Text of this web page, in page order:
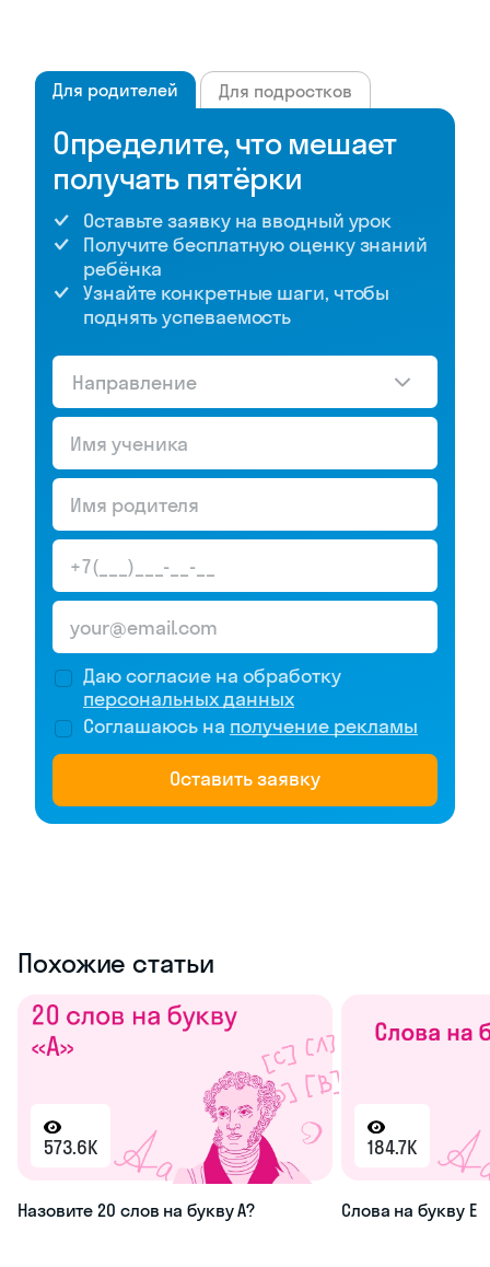
Для родителей Для подростков
Определите, что мешает
получать пятёрки
Оставьте заявку на вводный урок
Получите бесплатную оценку знаний
ребёнка
Узнайте конкретные шаги, чтобы
поднять успеваемость
Направление
Даю согласие на обработку
персональных данных
Соглашаюсь на получение рекламы
Оставить заявку
Похожие статьи
573.6K
Назовите 20 слов на букву А?
184.7K
Слова на букву Е